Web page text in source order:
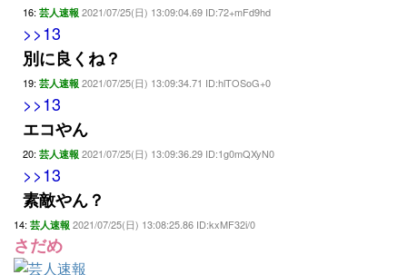
16: 芸人速報 2021/07/25(日) 13:09:04.69 ID:72+mFd9hd
>>13
別に良くね？
19: 芸人速報 2021/07/25(日) 13:09:34.71 ID:hlTOSoG+0
>>13
エコやん
20: 芸人速報 2021/07/25(日) 13:09:36.29 ID:1g0mQXyN0
>>13
素敵やん？
14: 芸人速報 2021/07/25(日) 13:08:25.86 ID:kxMF32i/0
さだめ